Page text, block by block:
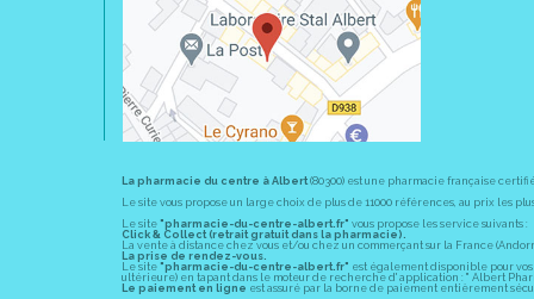
La pharmacie du centre à Albert(80300) est une pharmacie française
Le site vous propose un large choix de plus de 11000 références, au prix les
Le site "pharmacie-du-centre-albert.fr" vous propose les service suivants :
Click & Collect (retrait gratuit dans la pharmacie).
La vente à distance chez vous et/ou chez un commerçant sur la France
La prise de rendez-vous.
Le site "pharmacie-du-centre-albert.fr" est également disponible pour
ultérieure) en tapant dans le moteur de recherche d' application : " Albert
Le paiement en ligne est assuré par la borne de paiement entièrement